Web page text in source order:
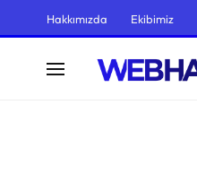
Hakkımızda Ekibimiz